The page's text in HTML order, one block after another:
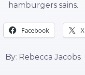
hamburgers sains.
Facebook X
By: Rebecca Jacobs